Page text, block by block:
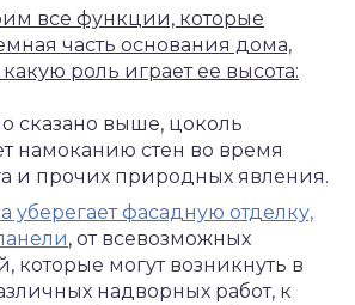
все функции, которые
часть основания дома,
роль играет ее высота:
сказано выше, цоколь
намоканию стен во время
и прочих природных явления.
уберегает фасадную отделку,
, от всевозможных
которые могут возникнуть в
надворных работ, к